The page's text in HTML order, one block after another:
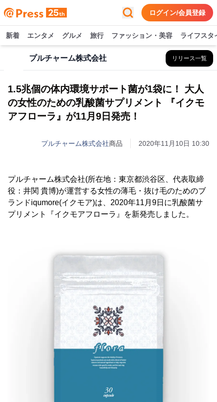
ログイン/会員登録
新着 エンタメ グルメ 旅行 ファッション・美容 ライフスタ
プルチャーム株式会社 リリース一覧
1.5兆個の体内環境サポート菌が1袋に！ 大人
の女性のための乳酸菌サプリメント 『イクモ
アフローラ』が11月9日発売！
プルチャーム株式会社商品 2020年11月10日 10:30
プルチャーム株式会社(所在地：東京都渋谷区、代表取締
役：井関 貴博)が運営する女性の薄毛・抜け毛のためのブ
ランドiqumore(イクモア)は、2020年11月9日に乳酸菌サ
プリメント『イクモアフローラ』を新発売しました。